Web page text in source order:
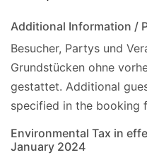
Additional Information /
Besucher, Partys und
Grundstücken ohne
gestattet. Additional
specified in the booking
Environmental Tax in
January 2024